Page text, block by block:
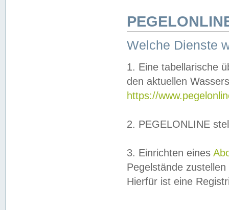
Welche Dienste
1. Eine tabellarische
den aktuellen
https://
2. PEGELONLINE
3. Einrichten eines
Pegelstände
Hierfür ist eine